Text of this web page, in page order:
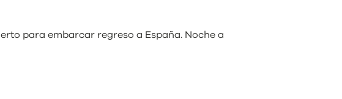
para embarcar regreso a España. Noche a